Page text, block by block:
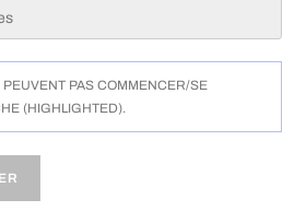
PEUVENT PAS COMMENCER/SE
(HIGHLIGHTED).